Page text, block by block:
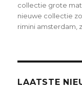
collectie grote
nieuwe collectie
rimini amsterdam
LAATSTE